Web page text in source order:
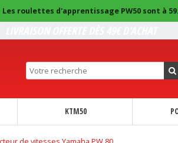
Les roulettes d'apprentissage PW50 sont à
KTM50